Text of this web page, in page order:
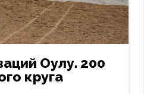
Оулу. 200
круга